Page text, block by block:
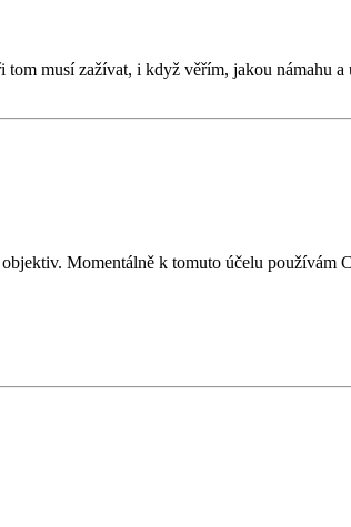
musí zažívat, i když věřím, jakou námahu a
Momentálně k tomuto účelu používám